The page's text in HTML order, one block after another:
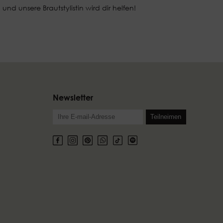
unsere Brautstylistin wird dir helfen!
Newsletter